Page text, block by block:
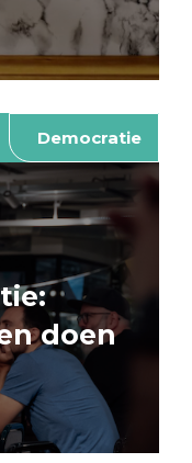
Democratie
doen